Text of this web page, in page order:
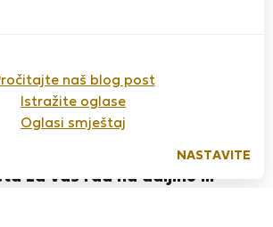
naš blog post
Istražite oglase
Oglasi smještaj
NASTAVITE
wardrobe. Living room with TV and
in the living room equipped with
and dishwasher, refrigerator,
Largo do Chiado, the heart of
za vaš rad na daljinu ili